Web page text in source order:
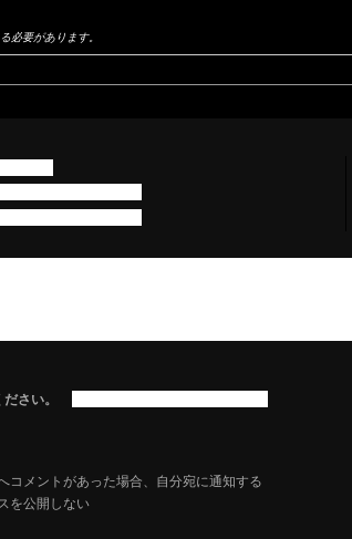
必要があります。
さい。
コメントがあった場合、自分宛に通知する
を公開しない